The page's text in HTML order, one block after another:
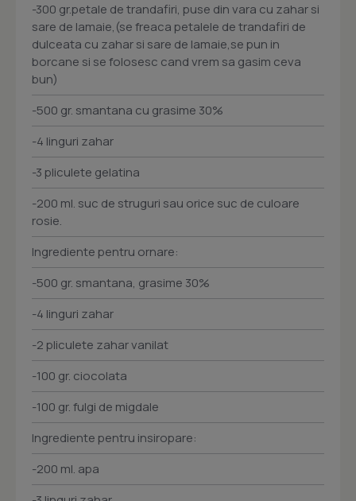
-300 gr.petale de trandafiri, puse din vara cu zahar si
sare de lamaie,(se freaca petalele de trandafiri de
dulceata cu zahar si sare de lamaie,se pun in
borcane si se folosesc cand vrem sa gasim ceva
bun)
-500 gr. smantana cu grasime 30%
-4 linguri zahar
-3 pliculete gelatina
-200 ml. suc de struguri sau orice suc de culoare
rosie.
Ingrediente pentru ornare:
-500 gr. smantana, grasime 30%
-4 linguri zahar
-2 pliculete zahar vanilat
-100 gr. ciocolata
-100 gr. fulgi de migdale
Ingrediente pentru insiropare:
-200 ml. apa